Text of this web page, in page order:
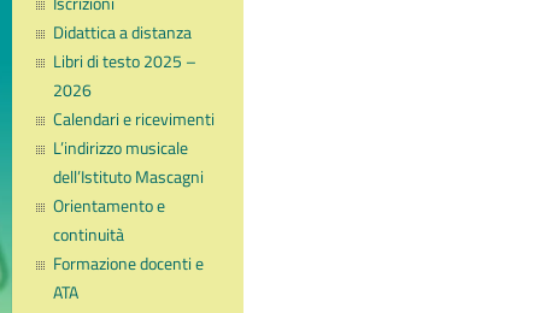
Didattica a distanza
Libri di testo 2025 –
2026
Calendari e ricevimenti
L’indirizzo musicale
dell’Istituto Mascagni
Orientamento e
continuità
Formazione docenti e
ATA